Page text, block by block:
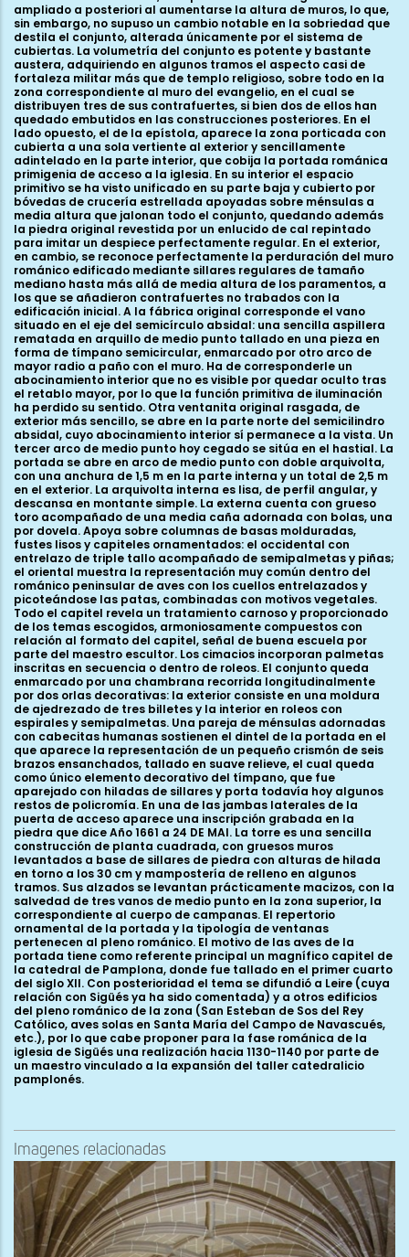
ampliado a posteriori al aumentarse la altura de muros, lo que,
sin embargo, no supuso un cambio notable en la sobriedad que
destila el conjunto, alterada únicamente por el sistema de
cubiertas. La volumetría del conjunto es potente y bastante
austera, adquiriendo en algunos tramos el aspecto casi de
fortaleza militar más que de templo religioso, sobre todo en la
zona correspondiente al muro del evangelio, en el cual se
distribuyen tres de sus contrafuertes, si bien dos de ellos han
quedado embutidos en las construcciones posteriores. En el
lado opuesto, el de la epístola, aparece la zona porticada con
cubierta a una sola vertiente al exterior y sencillamente
adintelado en la parte interior, que cobija la portada románica
primigenia de acceso a la iglesia. En su interior el espacio
primitivo se ha visto unificado en su parte baja y cubierto por
bóvedas de crucería estrellada apoyadas sobre ménsulas a
media altura que jalonan todo el conjunto, quedando además
la piedra original revestida por un enlucido de cal repintado
para imitar un despiece perfectamente regular. En el exterior,
en cambio, se reconoce perfectamente la perduración del muro
románico edificado mediante sillares regulares de tamaño
mediano hasta más allá de media altura de los paramentos, a
los que se añadieron contrafuertes no trabados con la
edificación inicial. A la fábrica original corresponde el vano
situado en el eje del semicírculo absidal: una sencilla aspillera
rematada en arquillo de medio punto tallado en una pieza en
forma de tímpano semicircular, enmarcado por otro arco de
mayor radio a paño con el muro. Ha de corresponderle un
abocinamiento interior que no es visible por quedar oculto tras
el retablo mayor, por lo que la función primitiva de iluminación
ha perdido su sentido. Otra ventanita original rasgada, de
exterior más sencillo, se abre en la parte norte del semicilindro
absidal, cuyo abocinamiento interior sí permanece a la vista. Un
tercer arco de medio punto hoy cegado se sitúa en el hastial. La
portada se abre en arco de medio punto con doble arquivolta,
con una anchura de 1,5 m en la parte interna y un total de 2,5 m
en el exterior. La arquivolta interna es lisa, de perfil angular, y
descansa en montante simple. La externa cuenta con grueso
toro acompañado de una media caña adornada con bolas, una
por dovela. Apoya sobre columnas de basas molduradas,
fustes lisos y capiteles ornamentados: el occidental con
entrelazo de triple tallo acompañado de semipalmetas y piñas;
el oriental muestra la representación muy común dentro del
románico peninsular de aves con los cuellos entrelazados y
picoteándose las patas, combinadas con motivos vegetales.
Todo el capitel revela un tratamiento carnoso y proporcionado
de los temas escogidos, armoniosamente compuestos con
relación al formato del capitel, señal de buena escuela por
parte del maestro escultor. Los cimacios incorporan palmetas
inscritas en secuencia o dentro de roleos. El conjunto queda
enmarcado por una chambrana recorrida longitudinalmente
por dos orlas decorativas: la exterior consiste en una moldura
de ajedrezado de tres billetes y la interior en roleos con
espirales y semipalmetas. Una pareja de ménsulas adornadas
con cabecitas humanas sostienen el dintel de la portada en el
que aparece la representación de un pequeño crismón de seis
brazos ensanchados, tallado en suave relieve, el cual queda
como único elemento decorativo del tímpano, que fue
aparejado con hiladas de sillares y porta todavía hoy algunos
restos de policromía. En una de las jambas laterales de la
puerta de acceso aparece una inscripción grabada en la
piedra que dice Año 1661 a 24 DE MAI. La torre es una sencilla
construcción de planta cuadrada, con gruesos muros
levantados a base de sillares de piedra con alturas de hilada
en torno a los 30 cm y mampostería de relleno en algunos
tramos. Sus alzados se levantan prácticamente macizos, con la
salvedad de tres vanos de medio punto en la zona superior, la
correspondiente al cuerpo de campanas. El repertorio
ornamental de la portada y la tipología de ventanas
pertenecen al pleno románico. El motivo de las aves de la
portada tiene como referente principal un magnífico capitel de
la catedral de Pamplona, donde fue tallado en el primer cuarto
del siglo XII. Con posterioridad el tema se difundió a Leire (cuya
relación con Sigüés ya ha sido comentada) y a otros edificios
del pleno románico de la zona (San Esteban de Sos del Rey
Católico, aves solas en Santa María del Campo de Navascués,
etc.), por lo que cabe proponer para la fase románica de la
iglesia de Sigüés una realización hacia 1130-1140 por parte de
un maestro vinculado a la expansión del taller catedralicio
pamplonés.
Imagenes relacionadas